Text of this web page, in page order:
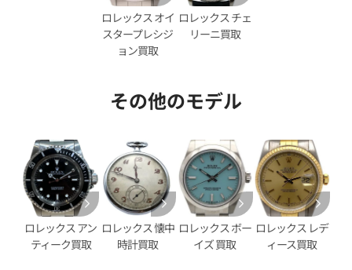
時点の参考買取価格です
参考買取価格
2,890,000円
※2025年11月時点の参考買取
ロレックス オイ
スタープレシジ
ョン買取
ロレックス チェ
リーニ買取
その他のモデル
ロレックス アン
ティーク買取
ロレックス 懐中
時計買取
ロレックス ボー
イズ 買取
ロレックス レデ
ィース買取